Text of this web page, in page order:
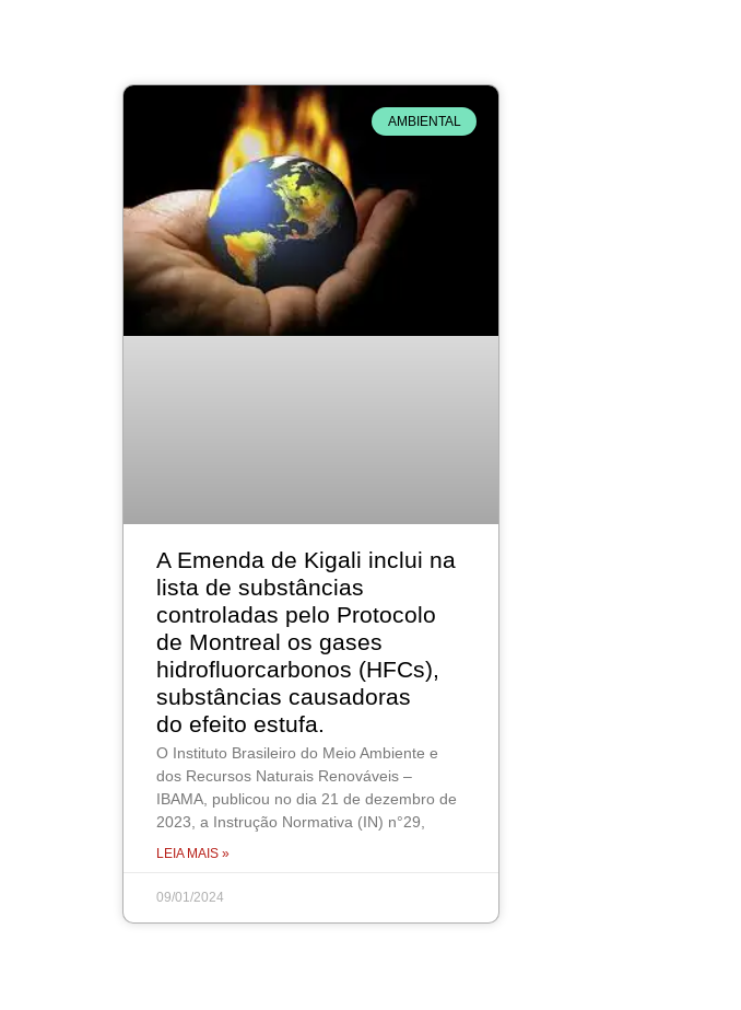
AMBIENTAL
A Emenda de Kigali inclui na
lista de substâncias
controladas pelo Protocolo
de Montreal os gases
hidrofluorcarbonos (HFCs),
substâncias causadoras
do efeito estufa.
O Instituto Brasileiro do Meio Ambiente e
dos Recursos Naturais Renováveis –
IBAMA, publicou no dia 21 de dezembro de
2023, a Instrução Normativa (IN) n°29,
LEIA MAIS »
09/01/2024